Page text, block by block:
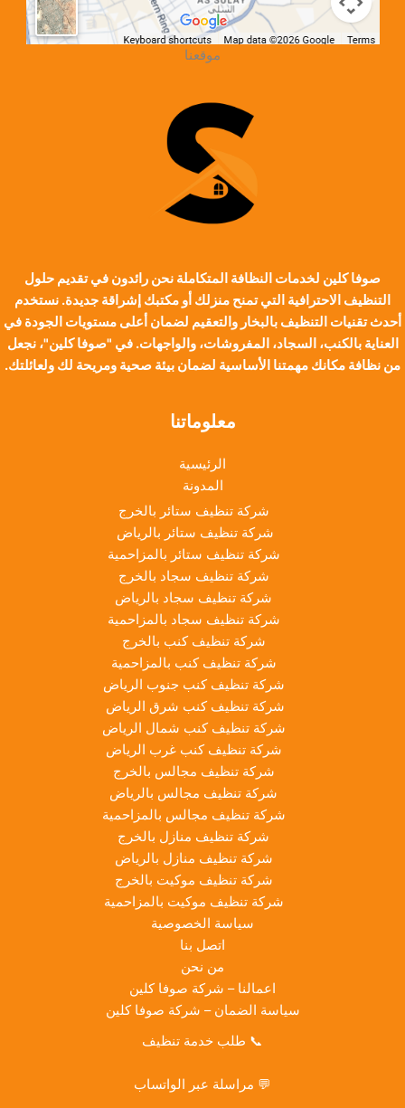
موقعنا
صوفا كلين لخدمات النظافة المتكاملة نحن رائدون في تقديم حلول
التنظيف الاحترافية التي تمنح منزلك أو مكتبك إشراقة جديدة. نستخدم
أحدث تقنيات التنظيف بالبخار والتعقيم لضمان أعلى مستويات الجودة في
العناية بالكنب، السجاد، المفروشات، والواجهات. في "صوفا كلين"، نجعل
من نظافة مكانك مهمتنا الأساسية لضمان بيئة صحية ومريحة لك ولعائلتك.
معلوماتنا
الرئيسية
المدونة
شركة تنظيف ستائر بالخرج
شركة تنظيف ستائر بالرياض
شركة تنظيف ستائر بالمزاحمية
شركة تنظيف سجاد بالخرج
شركة تنظيف سجاد بالرياض
شركة تنظيف سجاد بالمزاحمية
شركة تنظيف كنب بالخرج
شركة تنظيف كنب بالمزاحمية
شركة تنظيف كنب جنوب الرياض
شركة تنظيف كنب شرق الرياض
شركة تنظيف كنب شمال الرياض
شركة تنظيف كنب غرب الرياض
شركة تنظيف مجالس بالخرج
شركة تنظيف مجالس بالرياض
شركة تنظيف مجالس بالمزاحمية
شركة تنظيف منازل بالخرج
شركة تنظيف منازل بالرياض
شركة تنظيف موكيت بالخرج
شركة تنظيف موكيت بالمزاحمية
سياسة الخصوصية
اتصل بنا
من نحن
اعمالنا – شركة صوفا كلين
سياسة الضمان – شركة صوفا كلين
📞 طلب خدمة تنظيف
💬 مراسلة عبر الواتساب